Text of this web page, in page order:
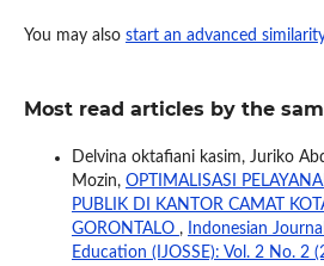
You may also start an advanced
Most read articles by the
Delvina oktafiani kasim, Juriko
Mozin, OPTIMALISASI
PUBLIK DI KANTOR CAMAT
GORONTALO ,
Indonesian
Education (IJOSSE): Vol. 2 No. 2